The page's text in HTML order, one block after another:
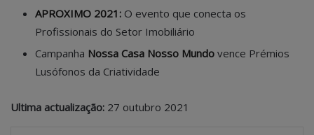
APROXIMO 2021: O evento que conecta os
Profissionais do Setor Imobiliário
Campanha Nossa Casa Nosso Mundo vence Prémios
Lusófonos da Criatividade
Ultima actualização: 27 outubro 2021